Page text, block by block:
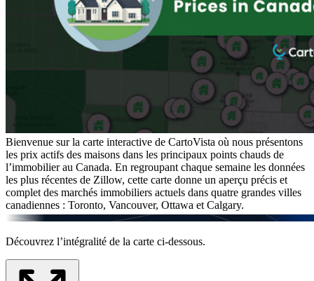
Bienvenue sur la carte interactive de CartoVista où nous présentons
les prix actifs des maisons dans les principaux points chauds de
l’immobilier au Canada. En regroupant chaque semaine les données
les plus récentes de Zillow, cette carte donne un aperçu précis et
complet des marchés immobiliers actuels dans quatre grandes villes
canadiennes : Toronto, Vancouver, Ottawa et Calgary.
Découvrez l’intégralité de la carte ci-dessous.